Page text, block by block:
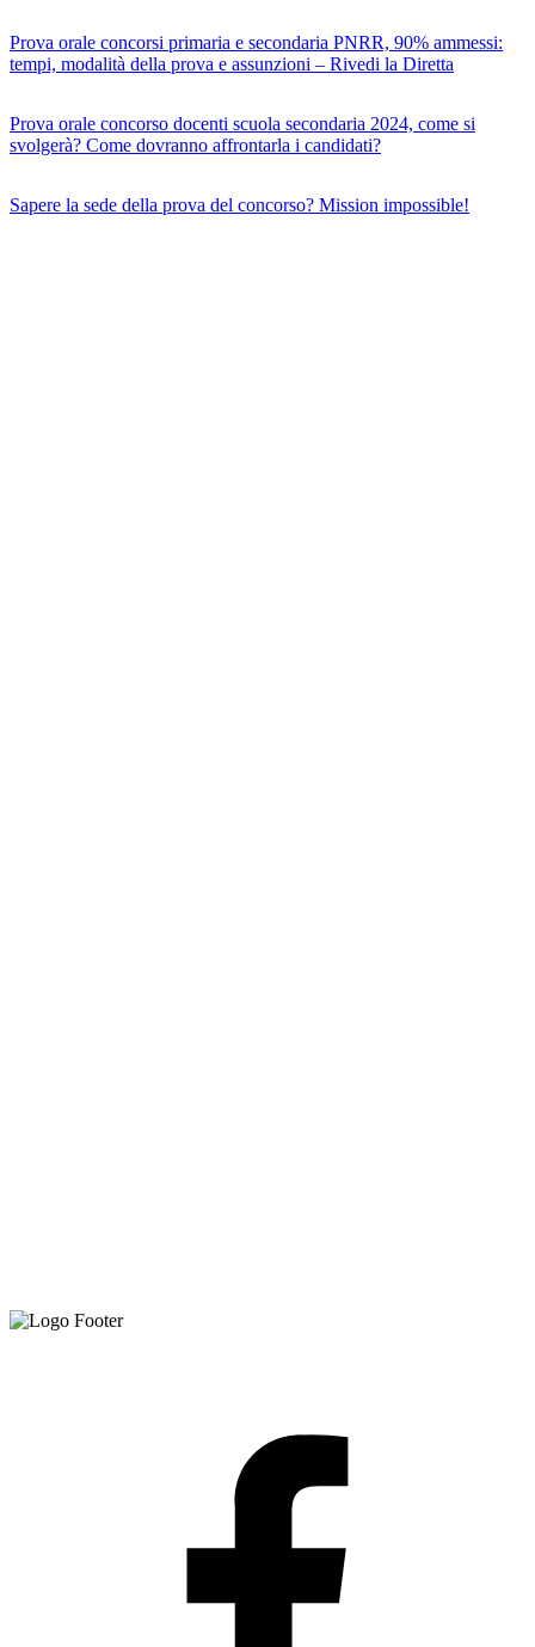
Prova orale concorsi primaria e secondaria PNRR, 90% ammessi:
tempi, modalità della prova e assunzioni – Rivedi la Diretta
Prova orale concorso docenti scuola secondaria 2024, come si
svolgerà? Come dovranno affrontarla i candidati?
Sapere la sede della prova del concorso? Mission impossible!